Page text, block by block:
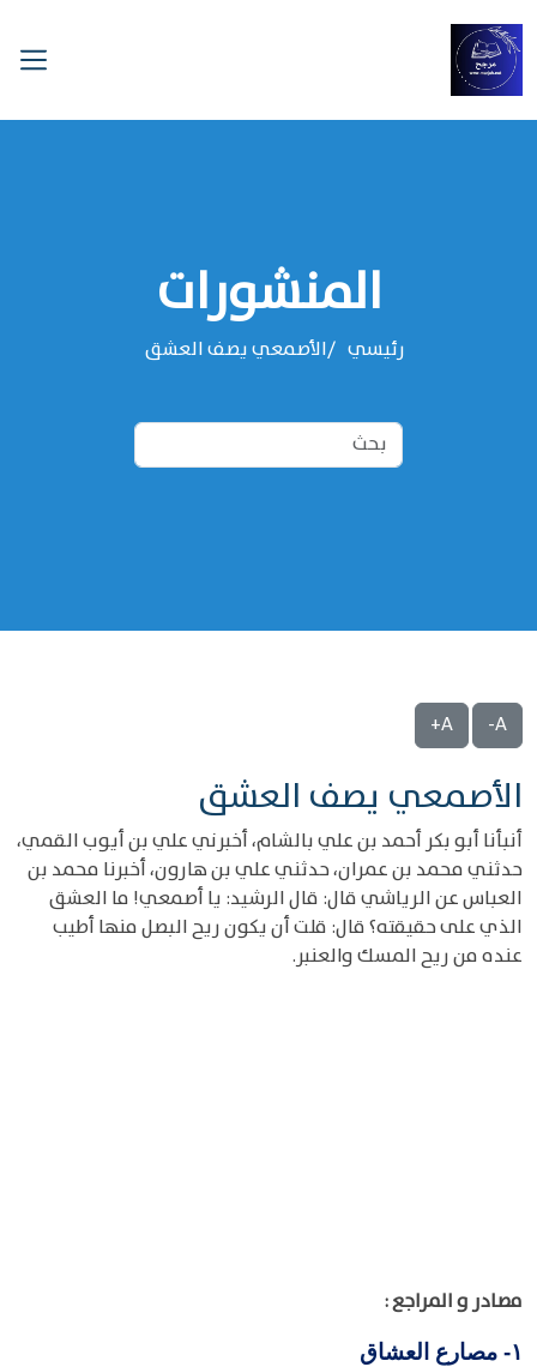
المنشورات
رئيسي الأصمعي يصف العشق
A-
A+
الأصمعي يصف العشق
أنبأنا أبو بكر أحمد بن علي بالشام، أخبرني علي بن أيوب القمي،
حدثني محمد بن عمران، حدثني علي بن هارون، أخبرنا محمد بن
العباس عن الرياشي قال: قال الرشيد: يا أصمعي! ما العشق
الذي على حقيقته؟ قال: قلت أن يكون ريح البصل منها أطيب
عنده من ريح المسك والعنبر.
مصادر و المراجع :
١-
مصارع العشاق